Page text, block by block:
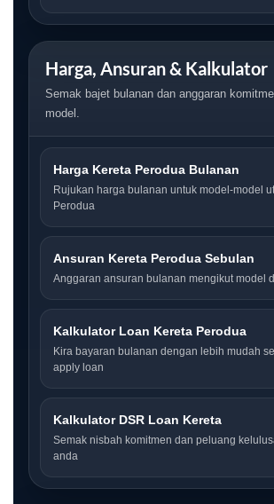
Harga, Ansuran & Kalkulator
Semak bajet bulanan dan anggaran
model.
Harga Kereta Perodua Bulanan
Rujukan harga bulanan untuk model-model
Perodua
Ansuran Kereta Perodua Sebulan
Anggaran ansuran bulanan mengikut model
Kalkulator Loan Kereta Perodua
Kira bayaran bulanan dengan lebih mudah
apply loan
Kalkulator DSR Loan Kereta
Semak nisbah komitmen dan peluang
anda